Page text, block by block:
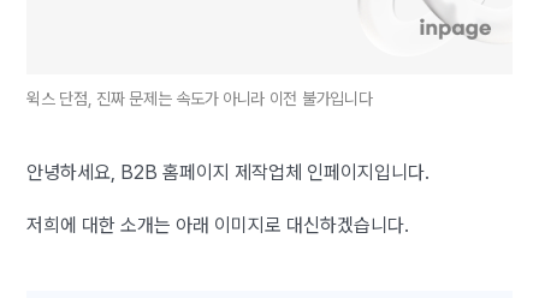
윅스 단점, 진짜 문제는 속도가 아니라 이전 불가입니다
안녕하세요, B2B 홈페이지 제작업체 인페이지입니다.
저희에 대한 소개는 아래 이미지로 대신하겠습니다.